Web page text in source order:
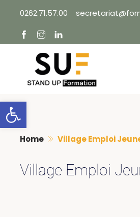
Ouvrir la barre d’outils
content
0262.71.57.00
Home Village Emploi
Village Emploi